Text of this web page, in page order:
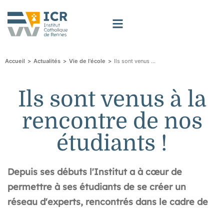
Accueil > Actualités > Vie de l'école > Ils sont venus à la rencontre de nos étudiants !
Ils sont venus à la
rencontre de nos
étudiants !
Depuis ses débuts l'Institut a à cœur de
permettre à ses étudiants de se créer un
réseau d'experts, rencontrés dans le cadre de